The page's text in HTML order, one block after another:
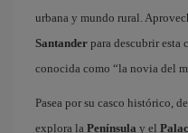
urbana y mundo rural.
Santander para descubrir esta
conocida como “la novia del
Pasea por su casco histórico,
explora la Península y el